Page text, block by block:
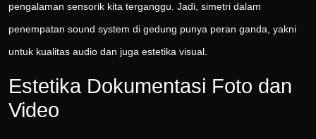
pengalaman sensorik kita terganggu. Jadi, simetri dalam
penempatan sound system di gedung punya peran ganda, yakni
untuk kualitas audio dan juga estetika visual.
Estetika Dokumentasi Foto dan
Video